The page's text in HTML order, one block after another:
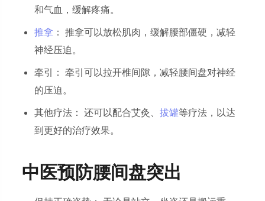
和气血，缓解疼痛。
推拿 ： 推拿可以放松肌肉，缓解腰部僵硬，减轻
神经压迫。
牵引： 牵引可以拉开椎间隙，减轻腰间盘对神经
的压迫。
其他疗法： 还可以配合艾灸、拔罐等疗法，以达
到更好的治疗效果。
中医预防腰间盘突出